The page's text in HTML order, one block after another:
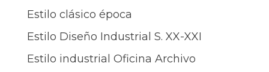
Estilo clásico época
Estilo Diseño Industrial S. XX-XXI
Estilo industrial Oficina Archivo